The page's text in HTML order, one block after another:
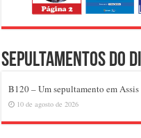
Sepultamentos do
B120 – Um sepultamento em
10 de agosto de 2026